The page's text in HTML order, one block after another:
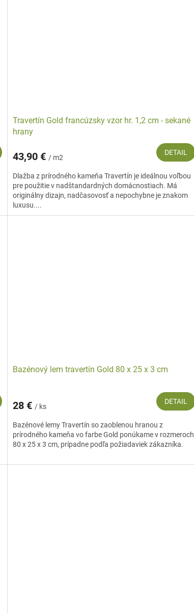
Travertín Gold francúzsky vzor hr. 1,2 cm - sekané
hrany
43,90 € / m2
DETAIL
Dlažba z prírodného kameňa Travertín je ideálnou voľbou
pre použitie v nadštandardných domácnostiach. Má
originálny dizajn, nadčasovosť a nepochybne je znakom
luxusu....
Bazénový lem travertín Gold 80 x 25 x 3 cm
28 € / ks
DETAIL
Bazénové lemy Travertín so zaoblenou hranou z
prírodného kameňa vo farbe Gold ponúkame v rozmeroch
80 x 25 x 3 cm, prípadne podľa požiadaviek zákazníka.